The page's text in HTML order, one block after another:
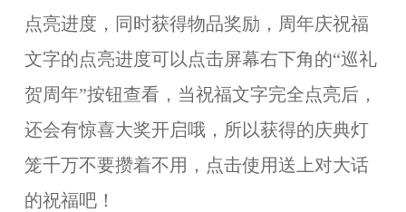
点亮进度，同时获得物品奖励，周年庆祝福
文字的点亮进度可以点击屏幕右下角的“巡礼
贺周年”按钮查看，当祝福文字完全点亮后，
还会有惊喜大奖开启哦，所以获得的庆典灯
笼千万不要攒着不用，点击使用送上对大话
的祝福吧！